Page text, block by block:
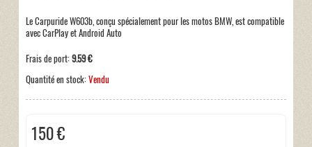
Le Carpuride W603b, conçu spécialement pour les motos BMW, est compatible
avec CarPlay et Android Auto
Frais de port:9.59 €
Quantité en stock:Vendu
150 €